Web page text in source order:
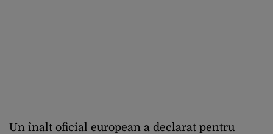
Un înalt oficial european a declarat pentru